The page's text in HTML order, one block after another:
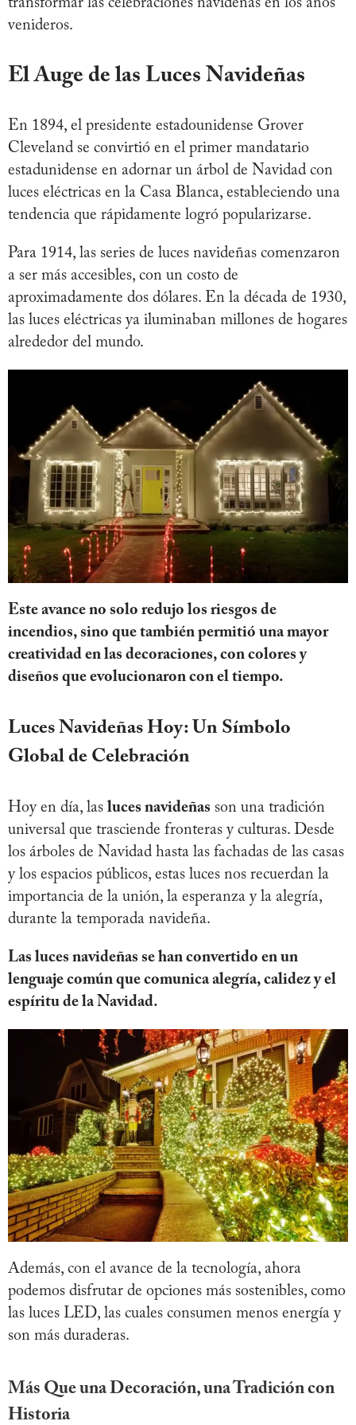
transformar las celebraciones navideñas en los años
venideros.
El Auge de las Luces Navideñas
En 1894, el presidente estadounidense Grover
Cleveland se convirtió en el primer mandatario
estadunidense en adornar un árbol de Navidad con
luces eléctricas en la Casa Blanca, estableciendo una
tendencia que rápidamente logró popularizarse.
Para 1914, las series de luces navideñas comenzaron
a ser más accesibles, con un costo de
aproximadamente dos dólares. En la década de 1930,
las luces eléctricas ya iluminaban millones de hogares
alrededor del mundo.
Este avance no solo redujo los riesgos de
incendios, sino que también permitió una mayor
creatividad en las decoraciones, con colores y
diseños que evolucionaron con el tiempo.
Luces Navideñas Hoy: Un Símbolo
Global de Celebración
Hoy en día, las luces navideñas son una tradición
universal que trasciende fronteras y culturas. Desde
los árboles de Navidad hasta las fachadas de las casas
y los espacios públicos, estas luces nos recuerdan la
importancia de la unión, la esperanza y la alegría,
durante la temporada navideña.
Las luces navideñas se han convertido en un
lenguaje común que comunica alegría, calidez y el
espíritu de la Navidad.
Además, con el avance de la tecnología, ahora
podemos disfrutar de opciones más sostenibles, como
las luces LED, las cuales consumen menos energía y
son más duraderas.
Más Que una Decoración, una Tradición con
Historia